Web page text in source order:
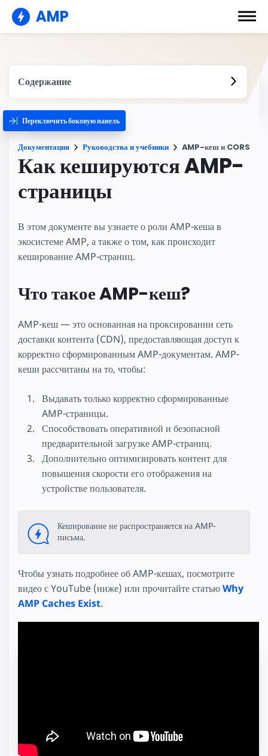
AMP
Содержание
Переключить боковую панель
Документация Руководства и учебники AMP-кеш и CORS
Как кешируются AMP-
страницы
В этом документе вы узнаете о роли AMP-кеша в
экосистеме AMP, а также о том, как происходит
кеширование AMP-страниц.
Что такое AMP-кеш?
AMP-кеш — это основанная на проксировании сеть
доставки контента (CDN), предоставляющая доступ к
корректно сформированным AMP-документам. AMP-
кеши рассчитаны на то, чтобы:
Выдавать только корректно сформированные
AMP-страницы.
Способствовать оперативной и безопасной
предварительной загрузке AMP-страниц.
Дополнительно оптимизировать контент для
повышения скорости его отображения на
устройстве пользователя.
Кеширование не распространяется на AMP-
письма.
Чтобы узнать подробнее об AMP-кешах, посмотрите
видео с YouTube (ниже) или прочитайте статьюWhy
AMP Caches Exist.